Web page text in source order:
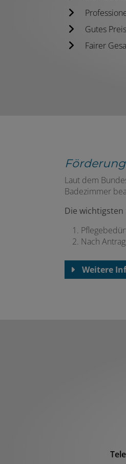
Gutes
Fairer
Laut dem
Badezimmer
Die wichtigsten
Nach
Weitere